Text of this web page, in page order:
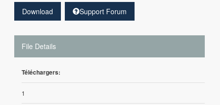
Download Support Forum
File Details
Téléchargers:
1